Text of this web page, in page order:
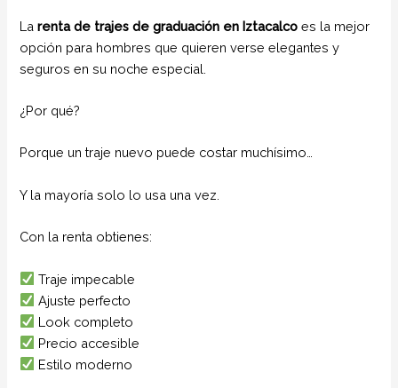
Larenta de trajes de graduación en Iztacalcoes la mejor
opción para hombres que quieren verse elegantes y
seguros en su noche especial.
¿Por qué?
Porque un traje nuevo puede costar muchísimo…
Y la mayoría solo lo usa una vez.
Con la renta obtienes:
Traje impecable
Ajuste perfecto
Look completo
Precio accesible
Estilo moderno